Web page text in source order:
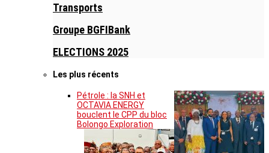
Transports
Groupe BGFIBank
ELECTIONS 2025
Les plus récents
Pétrole : la SNH et
OCTAVIA ENERGY
bouclent le CPP du bloc
Bolongo Exploration